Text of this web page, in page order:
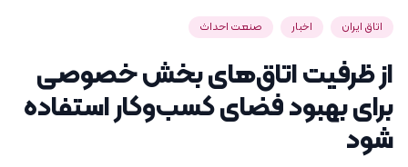
اتاق ایران اخبار صنعت احداث
از ظرفیت اتاق‌های بخش خصوصی
برای بهبود فضای کسب‌وکار استفاده
شود